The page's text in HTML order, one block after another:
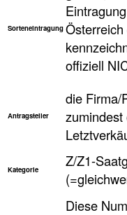
Sorteneintragung
offiziell
Antragsteller
die Firma/
Kategorie
Z/Z1-
Diese